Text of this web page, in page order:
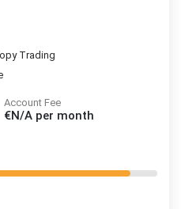
Trading
Account Fee
€N/A per month